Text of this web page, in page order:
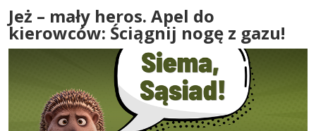
Jeż – mały heros. Apel do
kierowców: Ściągnij nogę z gazu!